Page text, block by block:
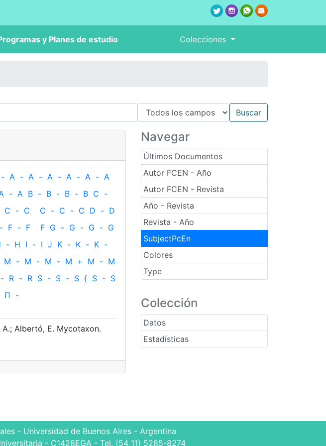
y Planes de estudio Colecciones
Navegar
Últimos Documentos
Autor FCEN - Año
Autor FCEN - Revista
Año - Revista
Revista - Año
SubjectPcEn
Colores
Type
Colección
Datos
Estadísticas
- A - A - A - A - A - A
- A B - B - B - B C -
C - C C - C - C D - D
- F - F F G - G - G - G
- H I - I J K - K - K -
M - M - M - M + M - M
- R - R S - S - S { S - S
Π -
A.; Albertó, E. Mycotaxon.
- Universidad de Buenos Aires - Argentina
- C1428EGA - Tel. (54 11) 5285-8274